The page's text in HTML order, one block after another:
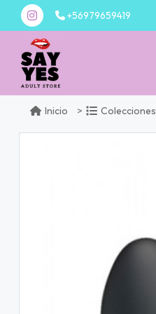
+56979659419
Inicio Colecciones